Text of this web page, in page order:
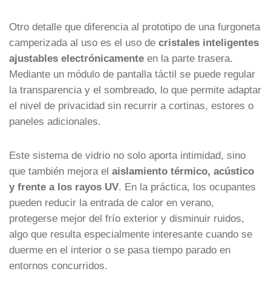
Otro detalle que diferencia al prototipo de una furgoneta
camperizada al uso es el uso de cristales inteligentes
ajustables electrónicamente en la parte trasera.
Mediante un módulo de pantalla táctil se puede regular
la transparencia y el sombreado, lo que permite adaptar
el nivel de privacidad sin recurrir a cortinas, estores o
paneles adicionales.
Este sistema de vidrio no solo aporta intimidad, sino
que también mejora el aislamiento térmico, acústico
y frente a los rayos UV. En la práctica, los ocupantes
pueden reducir la entrada de calor en verano,
protegerse mejor del frío exterior y disminuir ruidos,
algo que resulta especialmente interesante cuando se
duerme en el interior o se pasa tiempo parado en
entornos concurridos.